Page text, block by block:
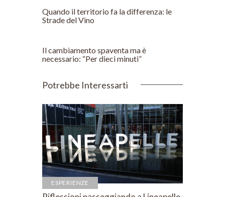
Quando il territorio fa la differenza: le
Strade del Vino
Il cambiamento spaventa ma è
necessario: “Per dieci minuti”
Potrebbe Interessarti
ESPERIENZE